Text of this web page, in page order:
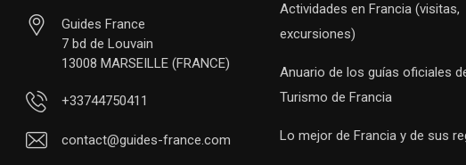
Guides France
7 bd de Louvain
13008 MARSEILLE (FRANCE)
+33744750411
contact@guides-france.com
Actividades en Francia (visitas,
excursiones)
Anuario de los guías oficiales
Turismo de Francia
Lo mejor de Francia y de sus